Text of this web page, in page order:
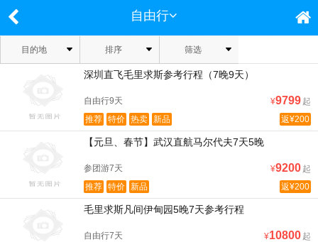
自由行
目的地 排序 筛选
深圳直飞毛里求斯参考行程（7晚9天）
自由行9天 ¥9799 起
返¥200
推荐 特价 热卖 新品
【元旦、春节】武汉直航马尔代夫7天5晚
参团游7天 ¥9200 起
返¥200
推荐 特价 新品
毛里求斯凡间伊甸园5晚7天参考行程
自由行7天 ¥10800 起